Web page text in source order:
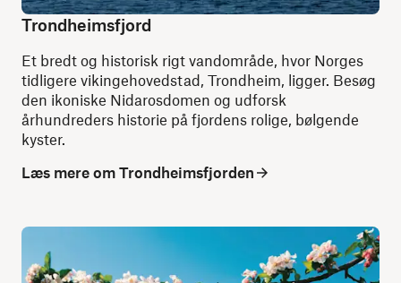
Trondheimsfjord
Et bredt og historisk rigt vandområde, hvor Norges
tidligere vikingehovedstad, Trondheim, ligger. Besøg
den ikoniske Nidarosdomen og udforsk
århundreders historie på fjordens rolige, bølgende
kyster.
Læs mere om Trondheimsfjorden